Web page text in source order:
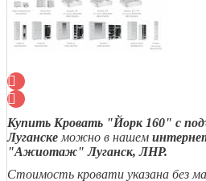
Купить Кровать "Йорк 160" с
Луганске можно в нашем
"Ажиотаж" Луганск, ЛНР.
Стоимость кровати указана без